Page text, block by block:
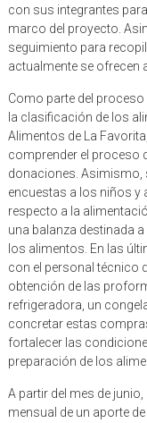
con sus integrantes
marco del proyecto.
seguimiento para
actualmente se ofrecen
Como parte del
la clasificación de los
Alimentos de La
comprender el proceso
donaciones. Asimismo,
encuestas a los niños y
respecto a la
una balanza destinada
los alimentos. En las
con el personal técnico
obtención de las
refrigeradora, un
concretar estas
fortalecer las
preparación de los
A partir del mes de
mensual de un aporte